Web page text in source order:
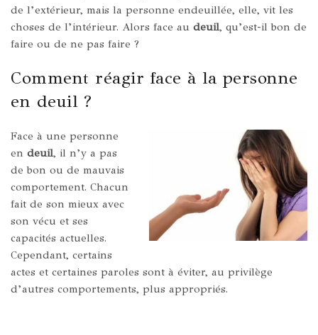
de l’extérieur, mais la personne endeuillée, elle, vit les
choses de l’intérieur. Alors face au deuil, qu’est-il bon de
faire ou de ne pas faire ?
Comment réagir face à la personne
en deuil ?
Face à une personne
en deuil, il n’y a pas
de bon ou de mauvais
comportement. Chacun
fait de son mieux avec
son vécu et ses
capacités actuelles.
Cependant, certains
actes et certaines paroles sont à éviter, au privilège
d’autres comportements, plus appropriés.